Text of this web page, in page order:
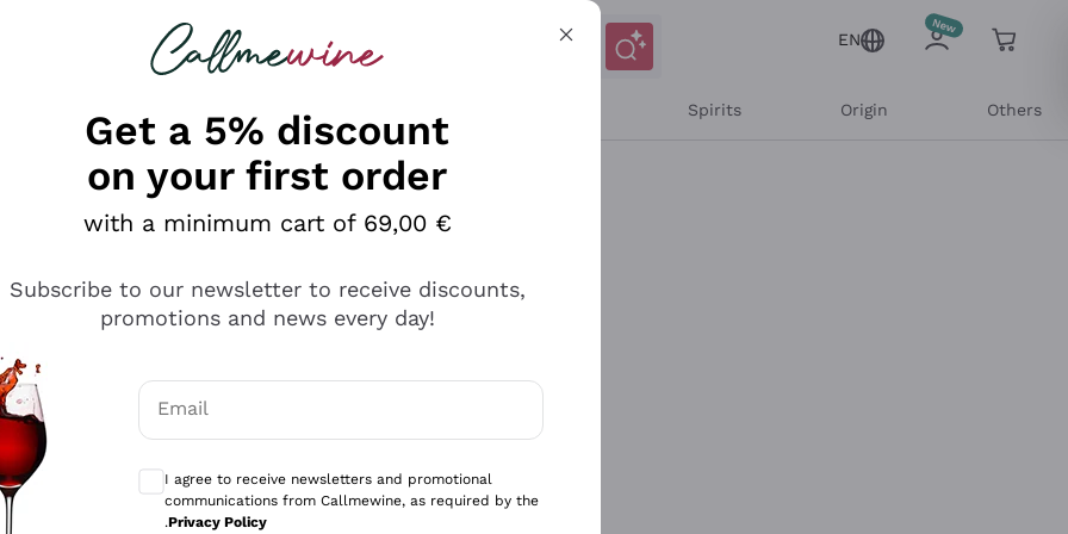
looking for
EN
Spirits Origin Others
Get a 5% discount
on your first order
with a minimum cart of 69,00 €
Subscribe to our newsletter to receive discounts,
promotions and news every day!
Email
I agree to receive newsletters and promotional
communications from Callmewine, as required by the
.Privacy Policy